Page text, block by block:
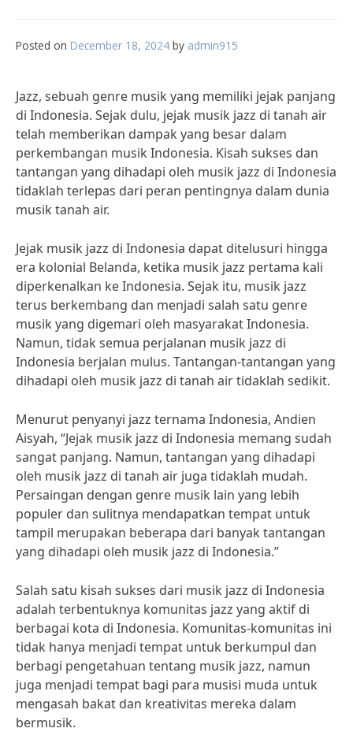
Posted on December 18, 2024 by admin915
Jazz, sebuah genre musik yang memiliki jejak panjang
di Indonesia. Sejak dulu, jejak musik jazz di tanah air
telah memberikan dampak yang besar dalam
perkembangan musik Indonesia. Kisah sukses dan
tantangan yang dihadapi oleh musik jazz di Indonesia
tidaklah terlepas dari peran pentingnya dalam dunia
musik tanah air.
Jejak musik jazz di Indonesia dapat ditelusuri hingga
era kolonial Belanda, ketika musik jazz pertama kali
diperkenalkan ke Indonesia. Sejak itu, musik jazz
terus berkembang dan menjadi salah satu genre
musik yang digemari oleh masyarakat Indonesia.
Namun, tidak semua perjalanan musik jazz di
Indonesia berjalan mulus. Tantangan-tantangan yang
dihadapi oleh musik jazz di tanah air tidaklah sedikit.
Menurut penyanyi jazz ternama Indonesia, Andien
Aisyah, “Jejak musik jazz di Indonesia memang sudah
sangat panjang. Namun, tantangan yang dihadapi
oleh musik jazz di tanah air juga tidaklah mudah.
Persaingan dengan genre musik lain yang lebih
populer dan sulitnya mendapatkan tempat untuk
tampil merupakan beberapa dari banyak tantangan
yang dihadapi oleh musik jazz di Indonesia.”
Salah satu kisah sukses dari musik jazz di Indonesia
adalah terbentuknya komunitas jazz yang aktif di
berbagai kota di Indonesia. Komunitas-komunitas ini
tidak hanya menjadi tempat untuk berkumpul dan
berbagi pengetahuan tentang musik jazz, namun
juga menjadi tempat bagi para musisi muda untuk
mengasah bakat dan kreativitas mereka dalam
bermusik.